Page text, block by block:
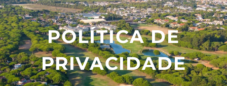
POLÍTICA DE
PRIVACIDADE